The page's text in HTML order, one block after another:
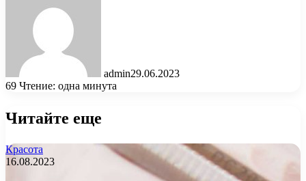
admin29.06.2023
69 Чтение: одна минута
Читайте еще
Красота
16.08.2023